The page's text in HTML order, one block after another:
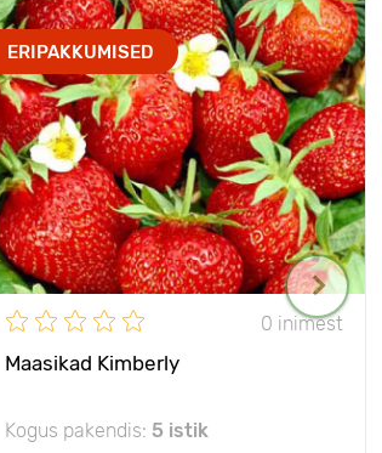
ERIPAKKUMISED
0 inimest
Maasikad Kimberly
Kogus pakendis: 5 istik